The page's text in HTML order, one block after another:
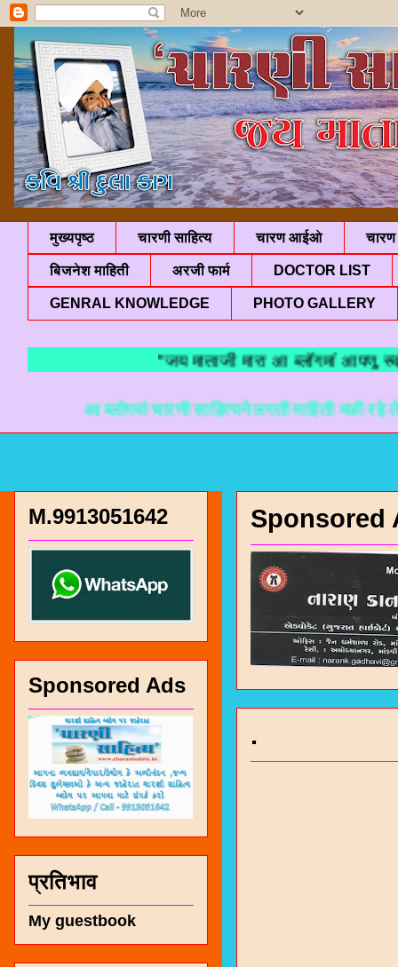
मुख्यपृष्ठ चारणी साहित्य चारण आईओ चारण
बिजनेश माहिती अरजी फार्म DOCTOR LIST
GENRAL KNOWLEDGE PHOTO GALLERY
"जय माताजी मारा आ ब्लॉगमां आपणु
आ ब्लोगमां चारणी साहित्यने लगती माहिती मळी रहे ते माटे
Sponsored
.
M.9913051642
Sponsored Ads
प्रतिभाव
My guestbook